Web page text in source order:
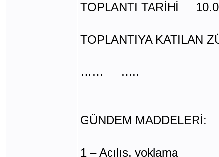
TOPLANTI TARİHİ
TOPLANTIYA KATILAN
…… …..
GÜNDEM MADDELERİ:
1 – Açılış, yoklama